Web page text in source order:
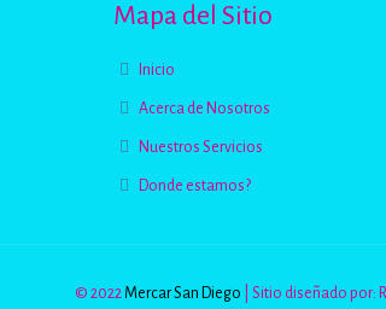
Mapa del Sitio
Inicio
Acerca de Nosotros
Nuestros Servicios
Donde estamos?
© 2022Mercar San Diego | Sitio diseñado por: